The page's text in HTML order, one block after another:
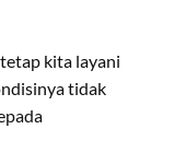
kita layani
tidak